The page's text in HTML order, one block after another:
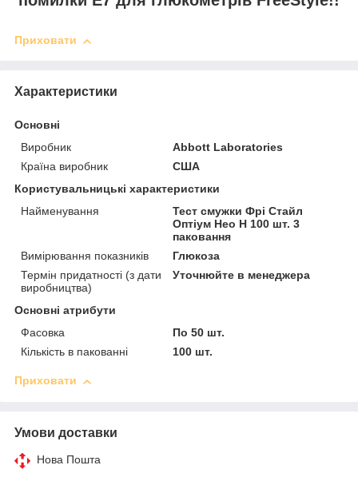
Приховати
Характеристики
Основні
Виробник
Abbott Laboratories
Країна виробник
США
Користувальницькі характеристики
Найменування
Тест смужки Фрі Стайл
Оптіум Нео Н 100 шт. 3
паковання
Вимірювання показників
Глюкоза
Термін придатності (з дати
виробництва)
Уточнюйте в менеджера
Основні атрибути
Фасовка
По 50 шт.
Кількість в пакованні
100 шт.
Приховати
Умови доставки
Нова Пошта